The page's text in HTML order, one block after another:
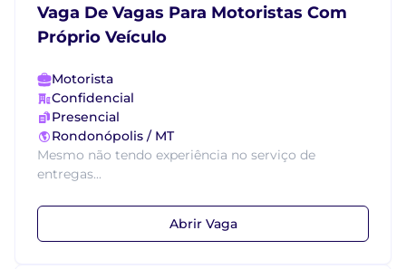
Vaga De Vagas Para Motoristas Com
Próprio Veículo
Motorista
Confidencial
Presencial
Rondonópolis / MT
Mesmo não tendo experiência no serviço de
entregas...
Abrir Vaga